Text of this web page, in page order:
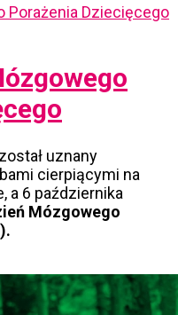
uznany
cierpiącymi na
a 6 października
Mózgowego